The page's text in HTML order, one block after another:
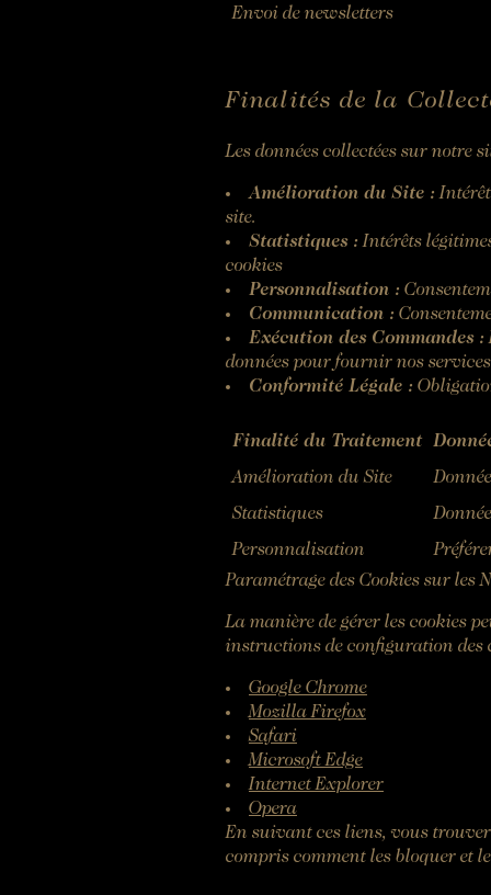
Envoi de newsletters
Finalités de la
Les données collectées sur notre
Amélioration du Site :
site.
Statistiques : Intérêts
cookies
Personnalisation :
Communication :
Exécution des Commandes :
données pour fournir nos
Conformité Légale :
Finalité du Traitement
Amélioration du Site
Statistiques
Personnalisation
Paramétrage des Cookies sur les
La manière de gérer les cookies
instructions de configuration des
Google Chrome
Mozilla Firefox
Safari
Microsoft Edge
Internet Explorer
Opera
En suivant ces liens, vous
compris comment les bloquer et